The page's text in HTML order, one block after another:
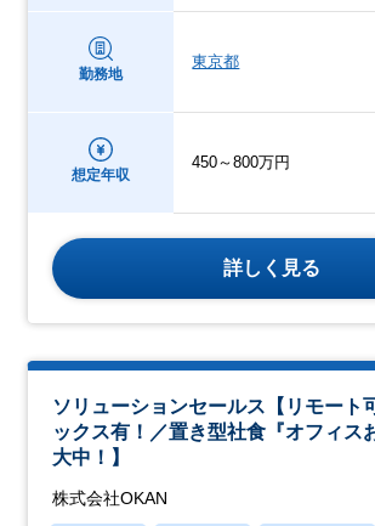
勤務地
東京都
想定年収
450～800万円
詳しく見る
ソリューションセールス【リモート
ックス有！／置き型社食『オフィス
大中！】
株式会社OKAN